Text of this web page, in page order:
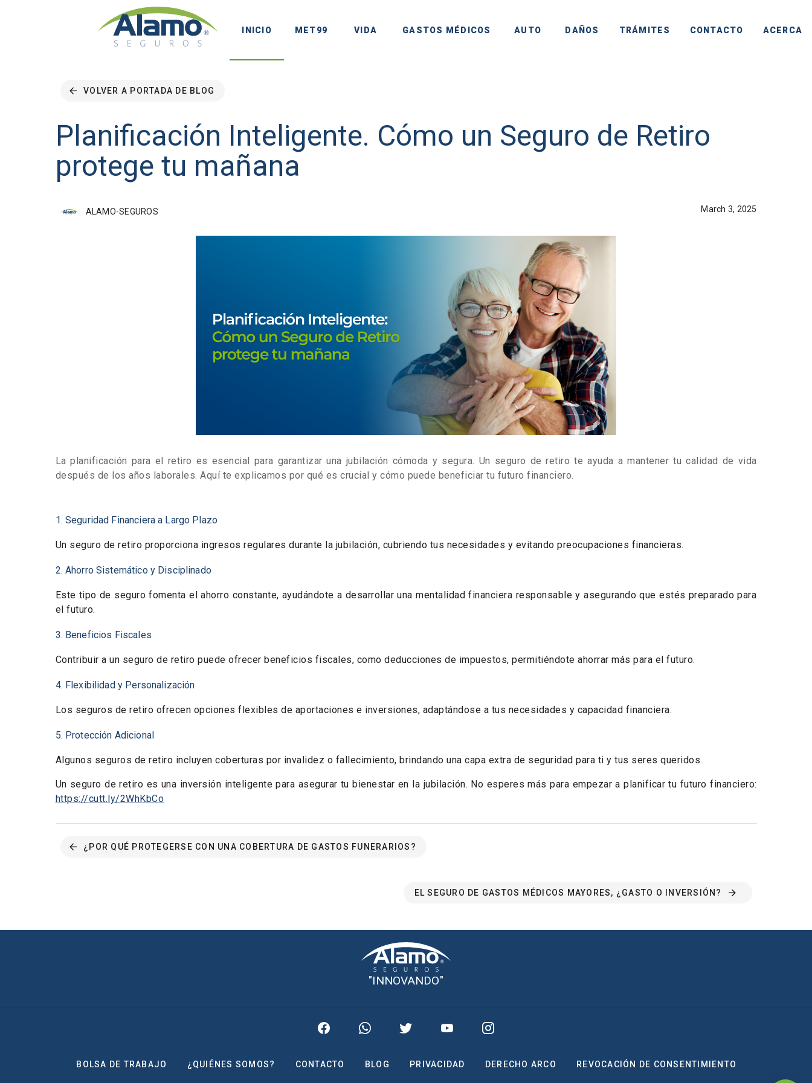
INICIO MET99 VIDA GASTOS MÉDICOS AUTO DAÑOS TRÁMITES CONTACTO ACERCA
VOLVER A PORTADA DE BLOG
Planificación Inteligente. Cómo un Seguro de Retiro
protege tu mañana
ALAMO-SEGUROS March 3, 2025
La planificación para el retiro es esencial para garantizar una jubilación cómoda y segura. Un seguro de retiro te ayuda a mantener tu calidad de vida
después de los años laborales. Aquí te explicamos por qué es crucial y cómo puede beneficiar tu futuro financiero.
1. Seguridad Financiera a Largo Plazo
Un seguro de retiro proporciona ingresos regulares durante la jubilación, cubriendo tus necesidades y evitando preocupaciones financieras.
2. Ahorro Sistemático y Disciplinado
Este tipo de seguro fomenta el ahorro constante, ayudándote a desarrollar una mentalidad financiera responsable y asegurando que estés preparado para
el futuro.
3. Beneficios Fiscales
Contribuir a un seguro de retiro puede ofrecer beneficios fiscales, como deducciones de impuestos, permitiéndote ahorrar más para el futuro.
4. Flexibilidad y Personalización
Los seguros de retiro ofrecen opciones flexibles de aportaciones e inversiones, adaptándose a tus necesidades y capacidad financiera.
5. Protección Adicional
Algunos seguros de retiro incluyen coberturas por invalidez o fallecimiento, brindando una capa extra de seguridad para ti y tus seres queridos.
Un seguro de retiro es una inversión inteligente para asegurar tu bienestar en la jubilación. No esperes más para empezar a planificar tu futuro financiero:
https://cutt.ly/2WhKbCo
¿POR QUÉ PROTEGERSE CON UNA COBERTURA DE GASTOS FUNERARIOS?
EL SEGURO DE GASTOS MÉDICOS MAYORES, ¿GASTO O INVERSIÓN?
"INNOVANDO"
BOLSA DE TRABAJO ¿QUIÉNES SOMOS? CONTACTO BLOG PRIVACIDAD DERECHO ARCO REVOCACIÓN DE CONSENTIMIENTO